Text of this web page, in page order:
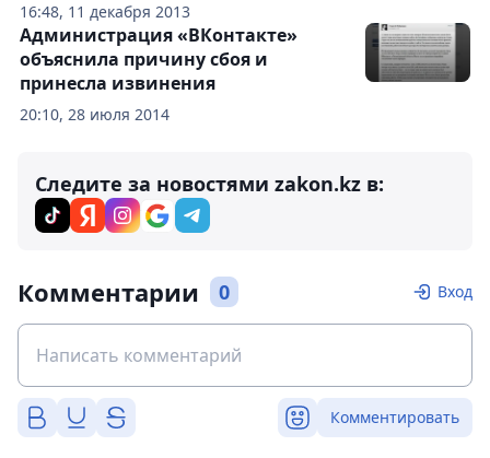
16:48, 11 декабря 2013
20:10, 28 июля 2014
Администрация «ВКонтакте»
объяснила причину сбоя и
принесла извинения
Следите за новостями zakon.kz в:
Комментарии 0 Вход
Комментировать